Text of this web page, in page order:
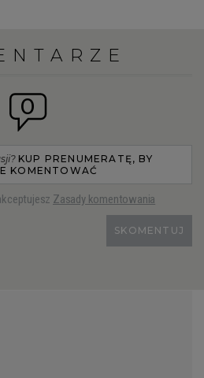
0
KUP PRENUMERATĘ, BY
KOMENTOWAĆ
Zasady komentowania
SKOMENTUJ